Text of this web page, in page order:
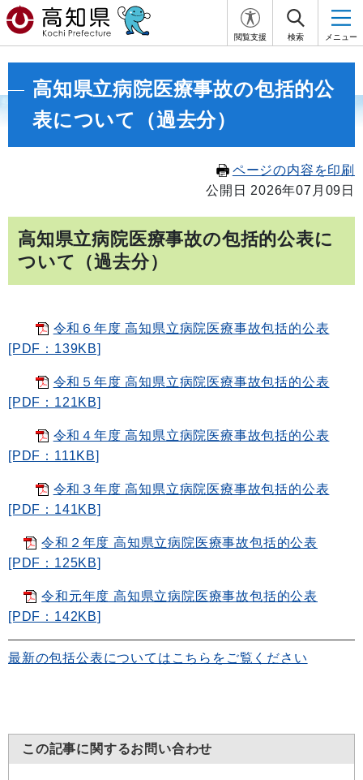
閲覧支援 検索 メニュー
高知県立病院医療事故の包括的公
表について（過去分）
ページの内容を印刷
公開日 2026年07月09日
高知県立病院医療事故の包括的公表に
ついて（過去分）
令和６年度 高知県立病院医療事故包括的公表
[PDF：139KB]
令和５年度 高知県立病院医療事故包括的公表
[PDF：121KB]
令和４年度 高知県立病院医療事故包括的公表
[PDF：111KB]
令和３年度 高知県立病院医療事故包括的公表
[PDF：141KB]
令和２年度 高知県立病院医療事故包括的公表
[PDF：125KB]
令和元年度 高知県立病院医療事故包括的公表
[PDF：142KB]
最新の包括公表についてはこちらをご覧ください
この記事に関するお問い合わせ